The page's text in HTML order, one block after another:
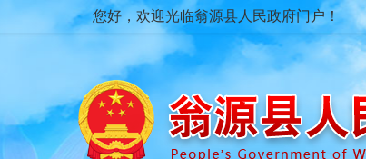
您好，欢迎光临翁源县人民政府门户！